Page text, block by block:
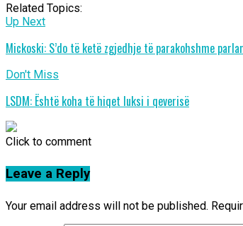
Related Topics:
Up Next
Mickoski: S’do të ketë zgjedhje të parakohshme
Don't Miss
LSDM: Është koha të hiqet luksi i qeverisë
Click to comment
Leave a Reply
Your email address will not be published.